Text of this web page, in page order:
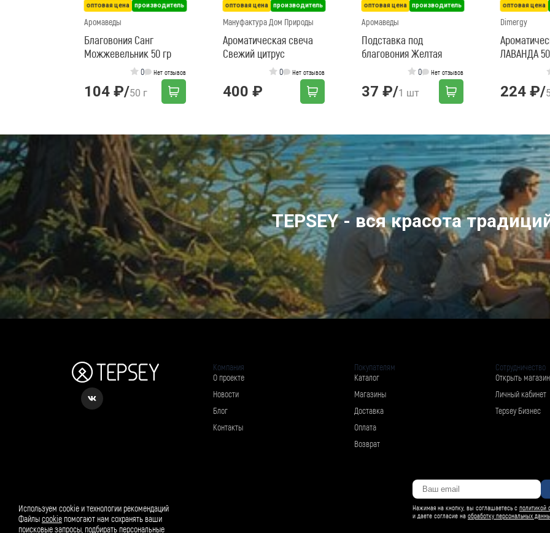
оптовая цена производитель
Аромаведы
Благовония Санг
Можжевельник 50 гр
0 Нет отзывов
104 ₽/50 г
оптовая цена производитель
Мануфактура Дом Природы
Ароматическая свеча
Свежий цитрус
0 Нет отзывов
400 ₽
оптовая цена производитель
Аромаведы
Подставка под
благовония Желтая
0 Нет отзывов
37 ₽/1 шт
оптовая цена
Dimergy
ЛАВАНДА
224 ₽/
TEPSEY - вся красота
Компания
О проекте
Новости
Блог
Контакты
Покупателям
Каталог
Магазины
Доставка
Оплата
Возврат
Сотрудничество
Открыть магазин
Личный кабинет
Tepsey Бизнес
Рассылка о вкусном и полезном Нажимая на кнопку, вы соглашаетесь с политикой
и даете согласие на обработку персональных
Используем cookie и технологии рекомендаций
Файлыcookie помогают нам сохранять ваши
поисковые запросы, подбирать персональные